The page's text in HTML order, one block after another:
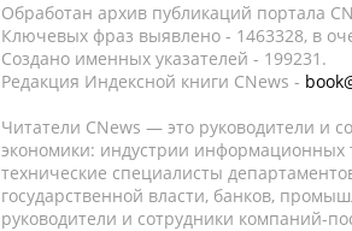
Обработан архив публикаций портала
Ключевых фраз выявлено - 1463328, в
Создано именных указателей - 199231.
Редакция Индексной книги CNews -
Читатели CNews — это руководители и
экономики: индустрии информационных
технические специалисты
государственной власти, банков,
руководители и сотрудники компаний-